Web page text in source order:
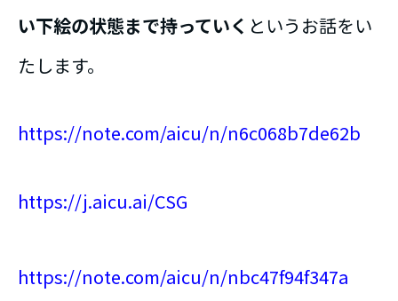
い下絵の状態まで持っていく というお話をい
たします。
https://note.com/aicu/n/n6c068b7de62b
https://j.aicu.ai/CSG
https://note.com/aicu/n/nbc47f94f347a